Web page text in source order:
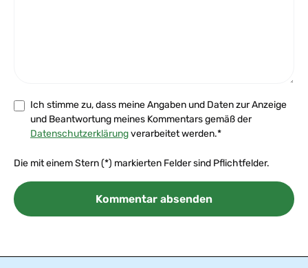
Ich stimme zu, dass meine Angaben und Daten zur Anzeige
und Beantwortung meines Kommentars gemäß der
Datenschutzerklärungverarbeitet werden.*
Die mit einem Stern (*) markierten Felder sind Pflichtfelder.
Kommentar absenden